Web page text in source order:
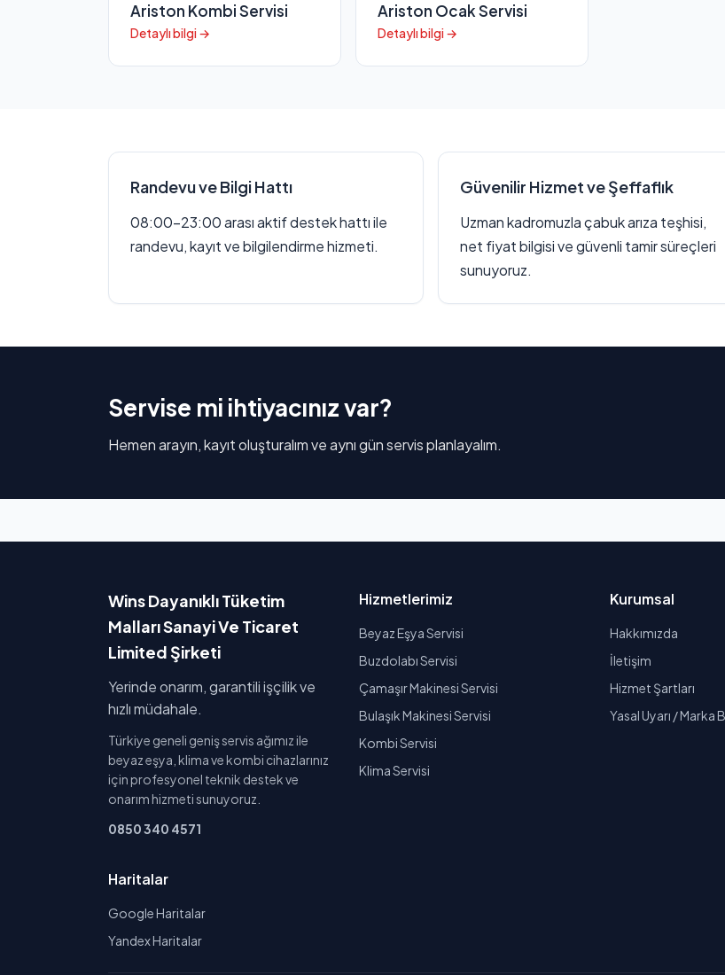
Ariston Kombi Servisi
Detaylı bilgi →
Ariston Ocak Servisi
Detaylı bilgi →
Randevu ve Bilgi Hattı
08:00–23:00 arası aktif destek hattı ile
randevu, kayıt ve bilgilendirme hizmeti.
Güvenilir Hizmet ve Şeffaflık
Uzman kadromuzla çabuk arıza teşhisi,
net fiyat bilgisi ve güvenli tamir süreçleri
sunuyoruz.
Servise mi ihtiyacınız var?
Hemen arayın, kayıt oluşturalım ve aynı gün servis planlayalım.
Wins Dayanıklı Tüketim
Malları Sanayi Ve Ticaret
Limited Şirketi
Yerinde onarım, garantili işçilik ve
hızlı müdahale.
Türkiye geneli geniş servis ağımız ile
beyaz eşya, klima ve kombi cihazlarınız
için profesyonel teknik destek ve
onarım hizmeti sunuyoruz.
0850 340 4571
Hizmetlerimiz
Beyaz Eşya Servisi
Buzdolabı Servisi
Çamaşır Makinesi Servisi
Bulaşık Makinesi Servisi
Kombi Servisi
Klima Servisi
Kurumsal
Hakkımızda
İletişim
Hizmet Şartları
Yasal Uyarı / Marka
Haritalar
Google Haritalar
Yandex Haritalar